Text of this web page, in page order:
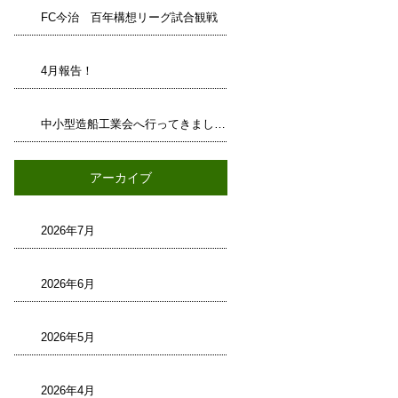
FC今治 百年構想リーグ試合観戦
4月報告！
中小型造船工業会へ行ってきました！
アーカイブ
2026年7月
2026年6月
2026年5月
2026年4月